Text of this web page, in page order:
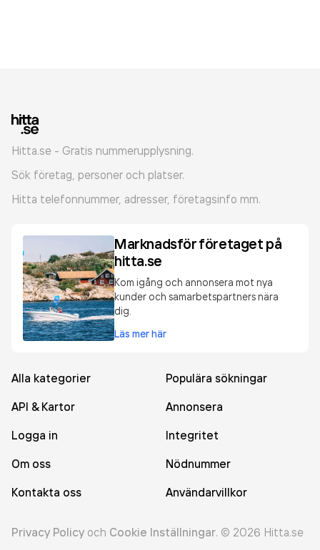
Hitta.se - Gratis nummerupplysning.
Sök företag, personer och platser.
Hitta telefonnummer, adresser, företagsinfo mm.
Marknadsför företaget på
hitta.se
Kom igång och annonsera mot nya
kunder och samarbetspartners nära
dig.
Läs mer här
Alla kategorier
Populära sökningar
API & Kartor
Annonsera
Logga in
Integritet
Om oss
Nödnummer
Kontakta oss
Användarvillkor
Privacy Policy och Cookie Inställningar. © 2026 Hitta.se